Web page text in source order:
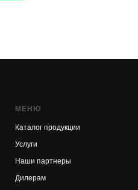
МЕНЮ
Каталог продукции
Услуги
Наши партнеры
Дилерам